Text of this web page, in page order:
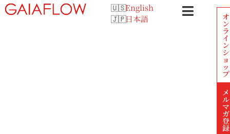
English
日本語
オ
ン
ラ
イ
ン
シ
ョ
ッ
プ
メ
ル
マ
ガ
登
録